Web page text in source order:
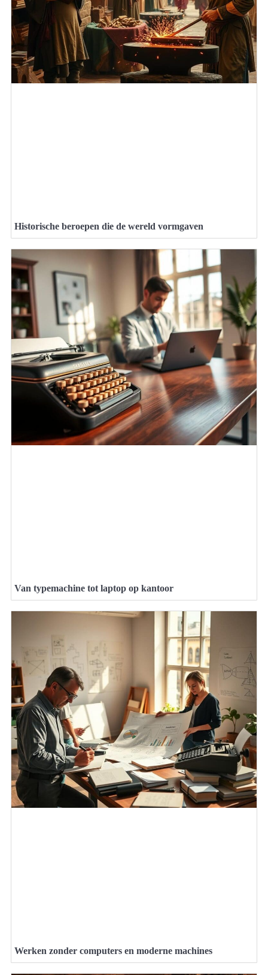
Historische beroepen die de wereld vormgaven
Van typemachine tot laptop op kantoor
Werken zonder computers en moderne machines